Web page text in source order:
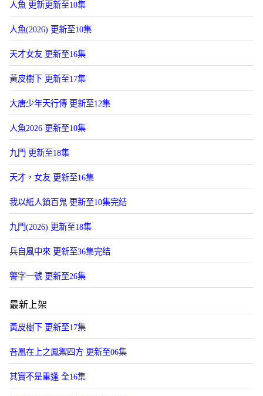
人魚 更新更新至10集
人魚(2026) 更新至10集
天才女友 更新至16集
黃皮樹下 更新至17集
大唐少年天行傳 更新至12集
人魚2026 更新至10集
九門 更新至18集
天才，女友 更新至16集
我以紙人鎮百鬼 更新至10集完结
九門(2026) 更新至18集
兵自風中來 更新至36集完结
警字一號 更新至26集
最新上架
黃皮樹下 更新至17集
吾凰在上之鳳禦四方 更新至06集
其實不是重逢 全16集